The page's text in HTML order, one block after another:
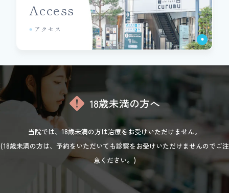
Access
アクセス
18歳未満の方へ
当院では、18歳未満の方は治療をお受けいただけません。
(18歳未満の方は、予約をいただいても診察をお受けいただけませんのでご注
意ください。)